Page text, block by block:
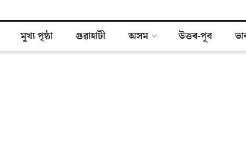
মুখ্য পৃষ্ঠা গুৱাহাটী অসম উত্তৰ-পূব